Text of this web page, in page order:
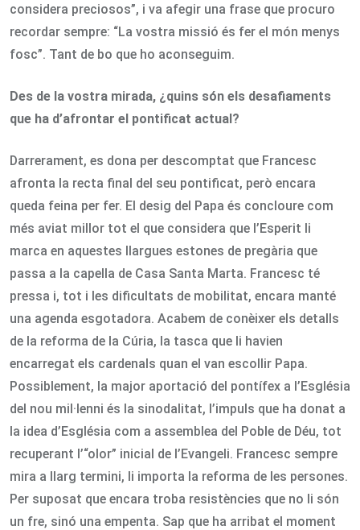
considera preciosos”, i va afegir una frase que procuro
recordar sempre: “La vostra missió és fer el món menys
fosc”. Tant de bo que ho aconseguim.
Des de la vostra mirada, ¿quins són els desafiaments
que ha d’afrontar el pontificat actual?
Darrerament, es dona per descomptat que Francesc
afronta la recta final del seu pontificat, però encara
queda feina per fer. El desig del Papa és concloure com
més aviat millor tot el que considera que l’Esperit li
marca en aquestes llargues estones de pregària que
passa a la capella de Casa Santa Marta. Francesc té
pressa i, tot i les dificultats de mobilitat, encara manté
una agenda esgotadora. Acabem de conèixer els detalls
de la reforma de la Cúria, la tasca que li havien
encarregat els cardenals quan el van escollir Papa.
Possiblement, la major aportació del pontífex a l’Església
del nou mil·lenni és la sinodalitat, l’impuls que ha donat a
la idea d’Església com a assemblea del Poble de Déu, tot
recuperant l’“olor” inicial de l’Evangeli. Francesc sempre
mira a llarg termini, li importa la reforma de les persones.
Per suposat que encara troba resistències que no li són
un fre, sinó una empenta. Sap que ha arribat el moment